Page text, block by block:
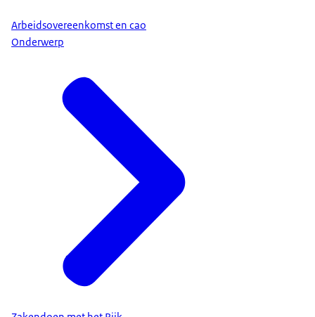
Arbeidsovereenkomst en cao
Onderwerp